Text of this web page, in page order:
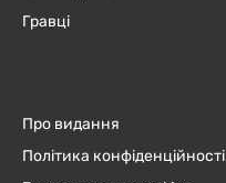
Гравці
Про видання
Політика конфіденційності